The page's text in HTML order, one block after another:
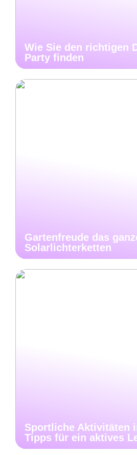
Wie Sie den richtigen
Party finden
Gartenfreude das
Solarlichterketten
Sportliche Aktivitäten
Tipps für ein aktives